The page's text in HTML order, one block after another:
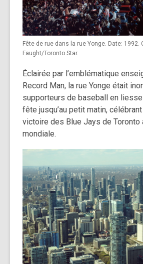
Fête de rue dans la rue Yonge. Date: 1992.
Faught/Toronto Star.
Éclairée par l’emblématique
Record Man, la rue Yonge était
supporteurs de baseball en
fête jusqu’au petit matin,
victoire des Blue Jays de Toronto
mondiale.